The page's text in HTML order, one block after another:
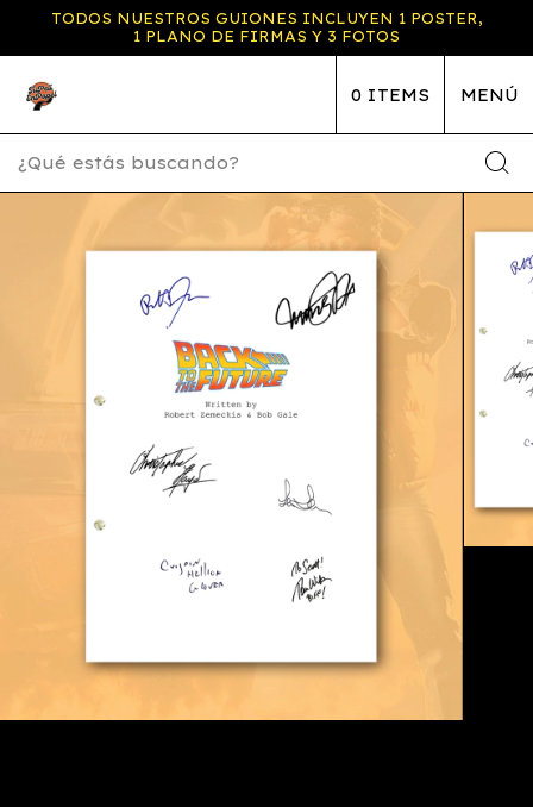
TODOS NUESTROS GUIONES INCLUYEN 1 POSTER,
1 PLANO DE FIRMAS Y 3 FOTOS
MENÚ
0 ITEMS